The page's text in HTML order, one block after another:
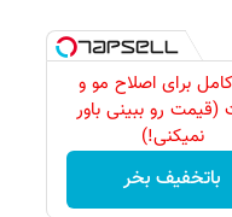
کامل برای اصلاح مو و
رو ببینی باور
نمیکنی!)
باتخفیف بخر